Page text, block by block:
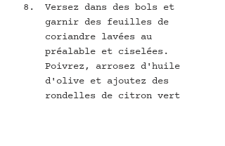
Versez dans des bols et
garnir des feuilles de
coriandre lavées au
préalable et ciselées.
Poivrez, arrosez d'huile
d'olive et ajoutez des
rondelles de citron vert